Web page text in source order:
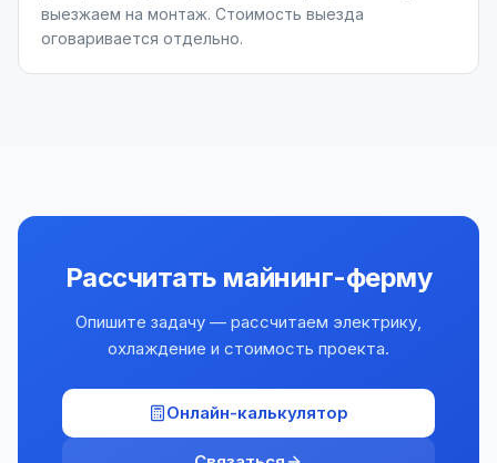
выезжаем на монтаж. Стоимость выезда
оговаривается отдельно.
Рассчитать майнинг-ферму
Опишите задачу — рассчитаем электрику,
охлаждение и стоимость проекта.
Онлайн-калькулятор